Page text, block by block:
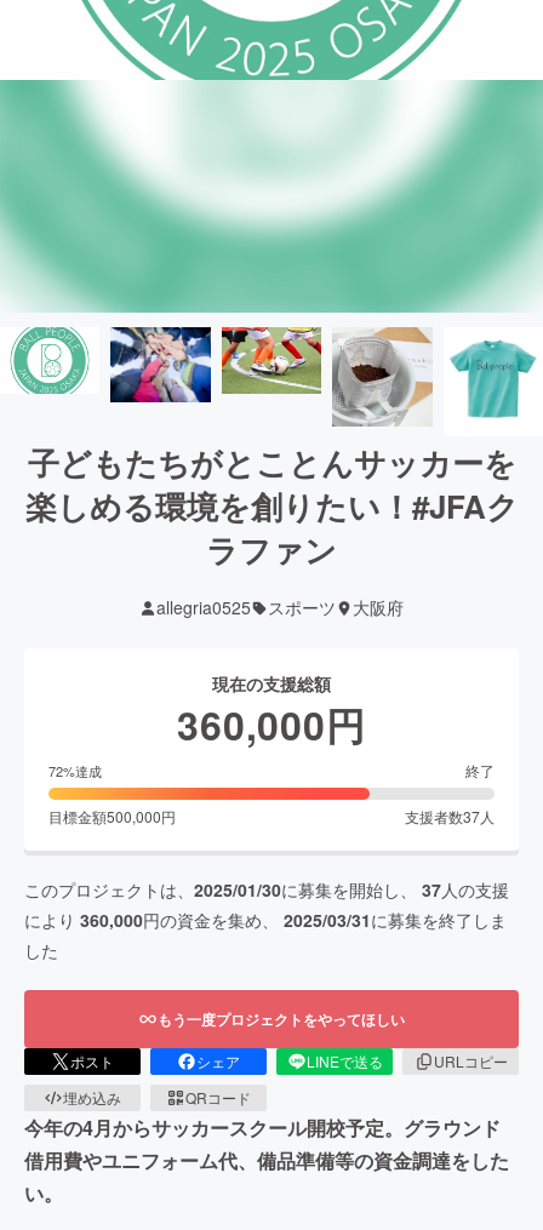
子どもたちがとことんサッカーを
楽しめる環境を創りたい！#JFAク
ラファン
allegria0525 スポーツ 大阪府
現在の支援総額
360,000円
72%達成 終了
目標金額500,000円 支援者数37人
このプロジェクトは、 2025/01/30に募集を開始し、 37人の支援
により 360,000円の資金を集め、 2025/03/31に募集を終了しま
した
もう一度プロジェクトをやってほしい
ポスト シェア LINEで送る
URLコピー
埋め込み
QRコード
今年の4月からサッカースクール開校予定。グラウンド
借用費やユニフォーム代、備品準備等の資金調達をした
い。